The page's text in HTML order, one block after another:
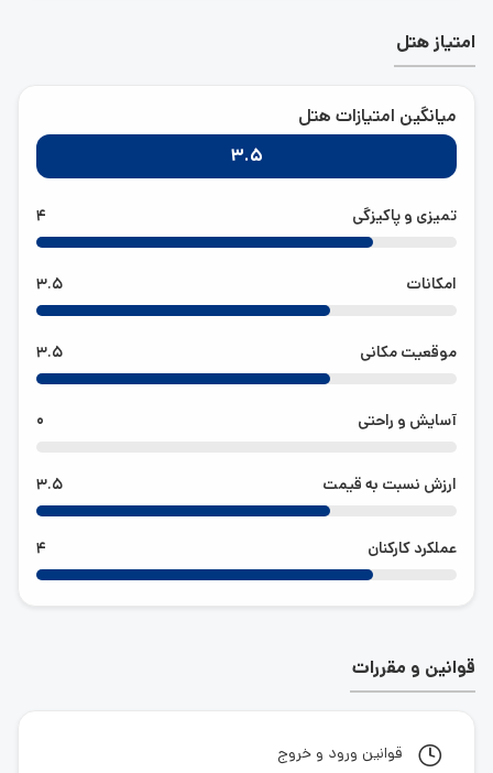
بیستون جلوی چشمتان قرار می‌گیرد. هتل لاله لم کده‌ای نیز
دارد که می‌توان بعد از گشت و گذار در آن خستگی در کرد یا
تابستانی‌اش که در فضای باز است، غذاهای ایرانی و فرنگی
نوش جان کرد. سالن همایش‌های ویژه جشن‌ها و برگزاری
مراسم، اجرای موسیقی زنده، نمایشگاه وفروشگاه دائمی صنایع
دستی محلی، فروشگاه تجهیزات و لوازم صخره نوردی ازجمله
دیگر جذابیت‌های هتل کاروانسرای لاله بیستون است. اقامت
در این هتل باعث می‌شود به جاهایی مثل کاخ نیمه تمام
ساسانی، پل کهنه، پل کاروانسرای صفوی، کتیبه بیستون، پل
خسرو، پرستشگاه پارتی، مجسمه هرکول، طاقبستان و
به سادگی گذشت.
امتیاز هتل
میانگین امتیازات هتل
3.5
تمیزی و پاکیزگی 4
امکانات 3.5
موقعیت مکانی 3.5
آسایش و راحتی 0
ارزش نسبت به قیمت 3.5
عملکرد کارکنان 4
قوانین و مقررات
قوانین ورود و خروج